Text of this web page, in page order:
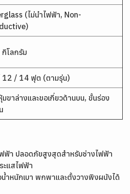
(ไม่นำไฟฟ้า, Non-
โลกรัม
/ 14 ฟุต (ตามรุ่น)
มขาล่างและขอเกี่ยวด้านบน, ขั้นร่อง
ฟฟ้า ปลอดภัยสูงสุดสำหรับช่างไฟฟ้า
ะแสไฟฟ้า
น้ำหนักเบา พกพาและตั้งวางพิงผนังได้